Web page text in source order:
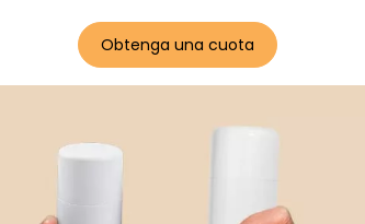
Obtenga una cuota
gratis